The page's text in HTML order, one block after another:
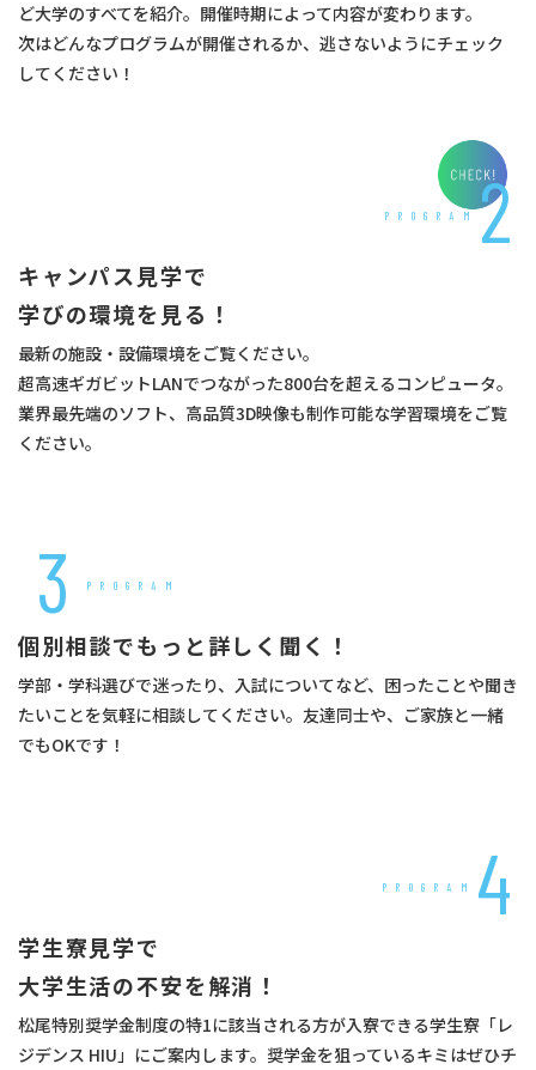
ど大学のすべてを紹介。開催時期によって内容が変わります。
次はどんなプログラムが開催されるか、逃さないようにチェック
してください！
PROGRAM 2
キャンパス見学で
学びの環境を見る！
最新の施設・設備環境をご覧ください。
超高速ギガビットLANでつながった800台を超えるコンピュータ。
業界最先端のソフト、高品質3D映像も制作可能な学習環境をご覧
ください。
3 PROGRAM
個別相談でもっと詳しく聞く！
学部・学科選びで迷ったり、入試についてなど、困ったことや聞き
たいことを気軽に相談してください。友達同士や、ご家族と一緒
でもOKです！
PROGRAM 4
学生寮見学で
大学生活の不安を解消！
松尾特別奨学金制度の特1に該当される方が入寮できる学生寮「レ
ジデンス HIU」にご案内します。奨学金を狙っているキミはぜひチ